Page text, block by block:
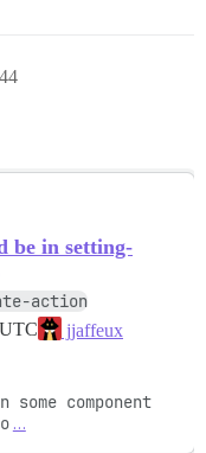
be in setting-
action
jjaffeux
component
…